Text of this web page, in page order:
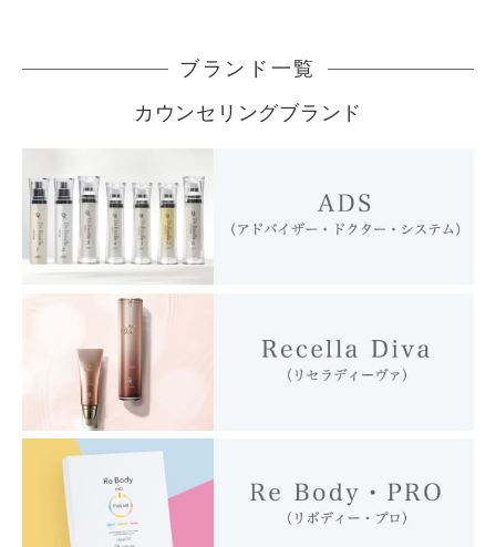
ブランド一覧
カウンセリングブランド